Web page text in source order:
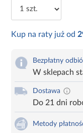
Kup na raty już od
Bezpłatny
W sklepach
Dostawa
Do 21 dni
Metody